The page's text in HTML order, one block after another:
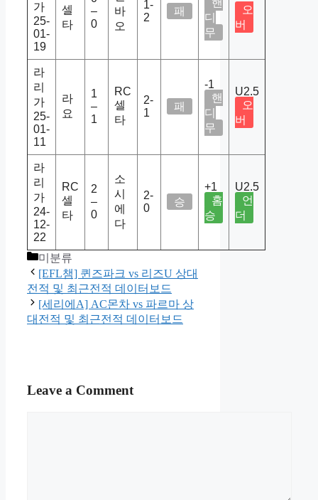
가
25-
01-
19
셀
타
–
0
바
오
1-
2
패
디
무
오
버
라
리
가
25-
01-
11
라
요
1
–
1
RC
셀
타
2-
1
패
-1
핸
디
무
U2.5
오
버
라
리
가
24-
12-
22
RC
셀
타
2
–
0
소
시
에
다
2-
0
승
+1
홈
승
U2.5
언
더
Categories
미분류
[EFL챔] 퀸즈파크 vs 리즈U 상대
전적 및 최근전적 데이터보드
[세리에A] AC몬차 vs 파르마 상
대전적 및 최근전적 데이터보드
Leave a Comment